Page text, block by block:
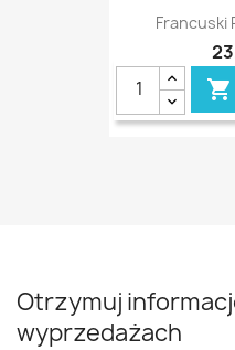
Francuski

Otrzymuj
wyprzedażach